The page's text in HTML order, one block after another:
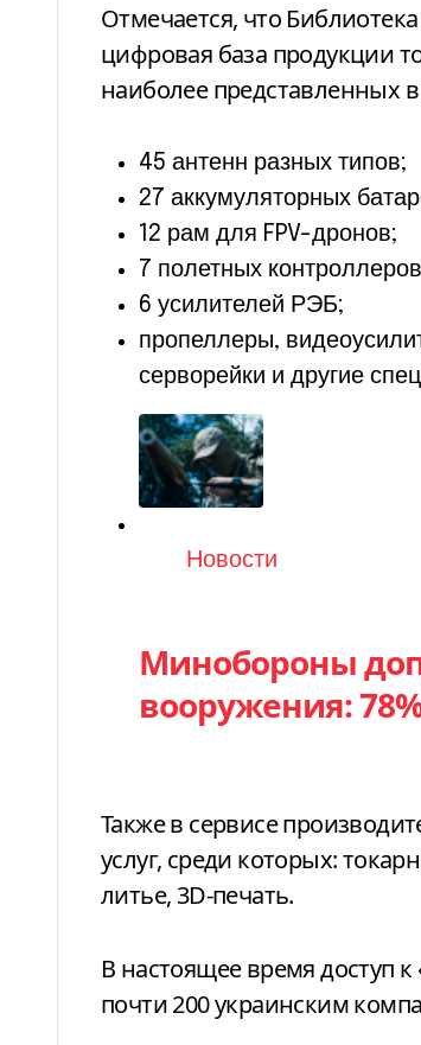
Отмечается, что
цифровая база продукции
наиболее представленных
45 антенн разных типов;
27 аккумуляторных
12 рам для FPV-дронов;
7 полетных
6 усилителей РЭБ;
пропеллеры,
серворейки и другие
Категория
Новости
Минобороны
вооружения:
Также в сервисе
услуг, среди которых:
литье, 3D-печать.
В настоящее время доступ
почти 200 украинским